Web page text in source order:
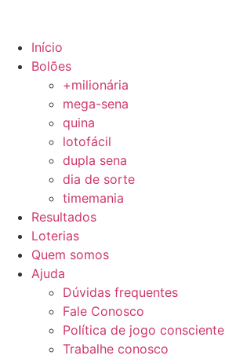
Início
Bolões
+milionária
mega-sena
quina
lotofácil
dupla sena
dia de sorte
timemania
Resultados
Loterias
Quem somos
Ajuda
Dúvidas frequentes
Fale Conosco
Política de jogo consciente
Trabalhe conosco